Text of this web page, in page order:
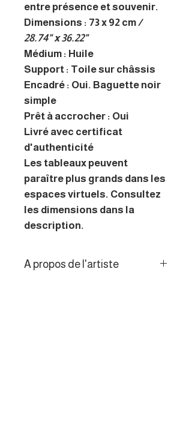
entre présence et souvenir.
Dimensions : 73 x 92 cm /
28.74" x 36.22"
Médium : Huile
Support : Toile sur châssis
Encadré : Oui. Baguette noir
simple
Prêt à accrocher : Oui
Livré avec certificat
d'authenticité
Les tableaux peuvent
paraître plus grands dans les
espaces virtuels. Consultez
les dimensions dans la
description.
A propos de l'artiste